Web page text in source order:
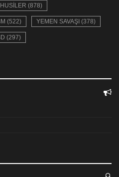
HUSILER (878)
(522) YEMEN SAVAŞI (378)
(297)